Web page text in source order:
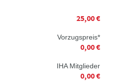
25,00 €
Vorzugspreis*
0,00 €
IHA Mitglieder
0,00 €